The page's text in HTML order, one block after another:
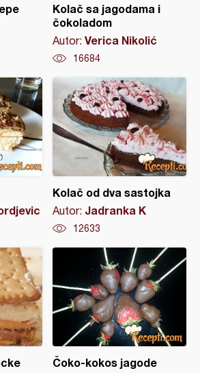
Kolač sa jagodama i
čokoladom
Autor: Verica Nikolić
16684
Kolač od dva sastojka
Autor: Jadranka K
12633
Čoko-kokos jagode